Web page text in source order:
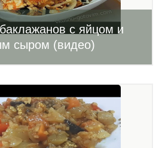
с яйцом и
сыром (видео)